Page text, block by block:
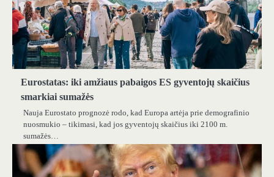
Eurostatas: iki amžiaus pabaigos ES gyventojų skaičius
smarkiai sumažės
Nauja Eurostato prognozė rodo, kad Europa artėja prie demografinio
nuosmukio – tikimasi, kad jos gyventojų skaičius iki 2100 m.
sumažės…